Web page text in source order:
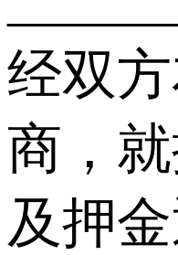
经双
商，
及押